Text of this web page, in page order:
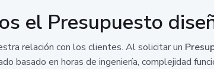
el Presupuesto
relación con los clientes. Al solicitar un
basado en horas de ingeniería, complejidad